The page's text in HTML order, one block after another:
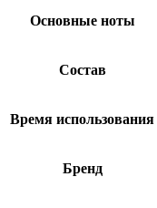
Основные ноты
Состав
Время использования
Бренд